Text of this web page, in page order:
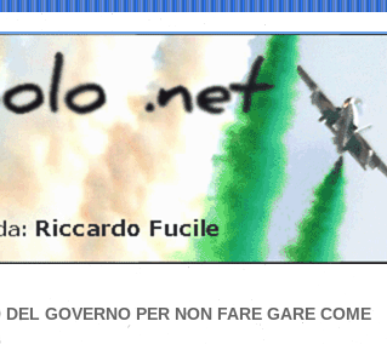
GOVERNO PER NON FARE GARE COME